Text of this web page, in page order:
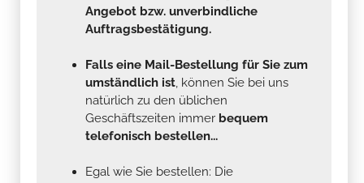
Angebot bzw. unverbindliche
Auftragsbestätigung.
Falls eine Mail-Bestellung für Sie zum
umständlich ist, können Sie bei uns
natürlich zu den üblichen
Geschäftszeiten immer bequem
telefonisch bestellen...
Egal wie Sie bestellen: Die